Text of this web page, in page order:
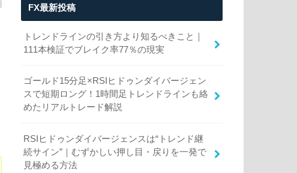
FX最新投稿
トレンドラインの引き方より知るべきこと｜
111本検証でブレイク率77％の現実
ゴールド15分足×RSIヒドゥンダイバージェン
スで短期ロング！1時間足トレンドラインも絡
めたリアルトレード解説
RSIヒドゥンダイバージェンスは“トレンド継
続サイン”｜むずかしい押し目・戻りを一発で
見極める方法